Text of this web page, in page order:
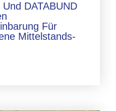
DATABUND
Für
Mittelstands-